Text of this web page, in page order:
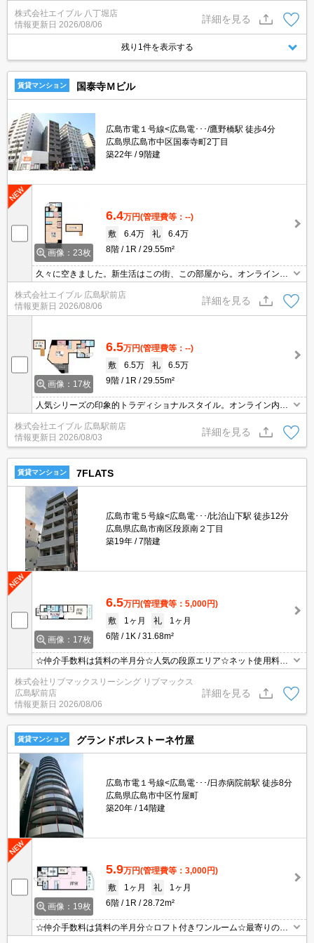
株式会社エイブル 八丁堀店
情報更新日 2026/08/06
詳細を見る
残り1件を表示する
賃貸マンション 国泰寺Ｍビル
広島市電１号線<広島電･･･/鷹野橋駅 徒歩4分
広島県広島市中区国泰寺町2丁目
築22年
9階建
画像：23枚
6.4万円(管理費等：--)
敷
6.4万 礼
6.4万
8階
1R 29.55m²
久々に空きました。新生活はこの街、この部屋から。オンライン内
株式会社エイブル 広島駅前店
情報更新日 2026/08/06
詳細を見る
画像：17枚
6.5万円(管理費等：--)
敷
6.5万 礼
6.5万
9階
1R 29.55m²
人気シリーズの印象的トラディショナルスタイル。オンライン内見
調とした明るい室内。
株式会社エイブル 広島駅前店
情報更新日 2026/08/03
詳細を見る
賃貸マンション 7FLATS
広島市電５号線<広島電･･･/比治山下駅 徒歩12分
広島県広島市南区段原南２丁目
築19年
7階建
画像：17枚
6.5万円(管理費等：5,000円)
敷
1ヶ月 礼
1ヶ月
6階
1K 31.68m²
☆仲介手数料は賃料の半月分☆人気の段原エリア☆ネット使用料無
心☆近隣にスーパーやコンビニがあり住環境良好です☆便利な宅配
ボックスあり☆彡
株式会社リブマックスリーシング リブマックス
広島駅前店
情報更新日 2026/08/06
詳細を見る
賃貸マンション グランドポレストーネ竹屋
広島市電１号線<広島電･･･/日赤病院前駅 徒歩8分
広島県広島市中区竹屋町
築20年
14階建
画像：19枚
5.9万円(管理費等：3,000円)
敷
1ヶ月 礼
1ヶ月
6階
1R 28.72m²
☆仲介手数料は賃料の半月分☆ロフト付きワンルーム☆最寄りの電